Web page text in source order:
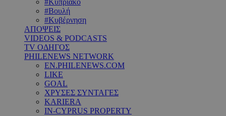
#Κυπριακό
#Βουλή
#Κυβέρνηση
ΑΠΟΨΕΙΣ
VIDEOS & PODCASTS
TV ΟΔΗΓΟΣ
PHILENEWS NETWORK
EN.PHILENEWS.COM
LIKE
GOAL
ΧΡΥΣΕΣ ΣΥΝΤΑΓΕΣ
KARIERA
IN-CYPRUS PROPERTY